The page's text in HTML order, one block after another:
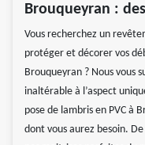
Brouqueyran :
Vous recherchez un
protéger et décorer vos
Brouqueyran ? Nous vous
inaltérable à l’aspect
pose de lambris en PVC à
dont vous aurez besoin.